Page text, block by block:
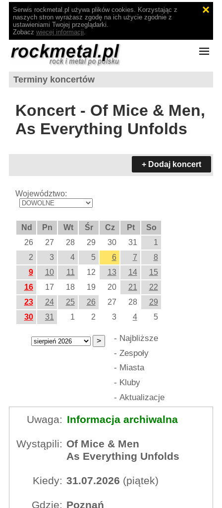
Serwis rockmetal.pl używa plików cookies. Korzystając z
naszych stron wyrażasz zgodę na ich użycie zgodnie z
ustawieniami Twojej przeglądarki.
Zobacz więcej informacji.
Terminy koncertów
Koncert - Of Mice & Men,
As Everything Unfolds
+ Dodaj koncert
Województwo:
Nd Pn Wt Śr Cz Pt
So
26
27 28 29 30 31
1
2
3 4 5 6 7
8
9
10 11 12 13 14
15
16
17 18 19 20 21
22
23
24 25 26 27 28
29
30
31 1 2 3 4 5
- Najbliższe
- Zespoły
- Miasta
- Kluby
- Aktualizacje
Uwaga: Informacja archiwalna
Wystąpili: Of Mice & Men
As Everything Unfolds
Kiedy: 31.07.2026 (piątek)
Gdzie: Poznań